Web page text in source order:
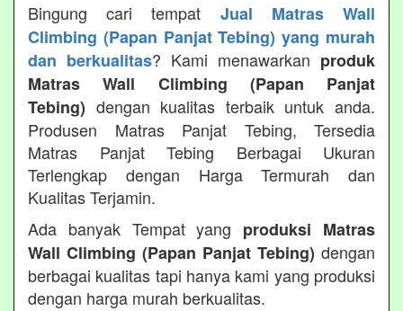
Bingung cari tempat Jual Matras Wall
Climbing (Papan Panjat Tebing) yang murah
dan berkualitas? Kami menawarkan produk
Matras Wall Climbing (Papan Panjat
Tebing) dengan kualitas terbaik untuk anda.
Produsen Matras Panjat Tebing, Tersedia
Matras Panjat Tebing Berbagai Ukuran
Terlengkap dengan Harga Termurah dan
Kualitas Terjamin.
Ada banyak Tempat yang produksi Matras
Wall Climbing (Papan Panjat Tebing) dengan
berbagai kualitas tapi hanya kami yang produksi
dengan harga murah berkualitas.